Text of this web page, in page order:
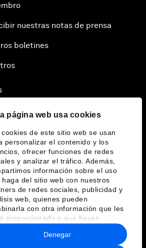
página web usa cookies
cookies de este sitio web se usan
personalizar el contenido y los
ofrecer funciones de redes
y analizar el tráfico. Además,
información sobre el uso
haga del sitio web con nuestros
de redes sociales, publicidad y
web, quienes pueden
con otra información que les
proporcionado o que hayan
a partir del uso que haya
de sus servicios.
Denegar
nuestras notas de prensa
boletines
el Foro
idiomas
y normas de uso